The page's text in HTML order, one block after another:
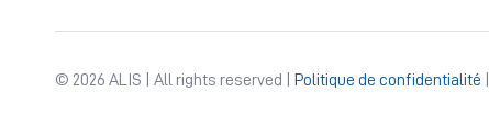
© 2026 ALIS | All rights reserved | Politique de confidentialité